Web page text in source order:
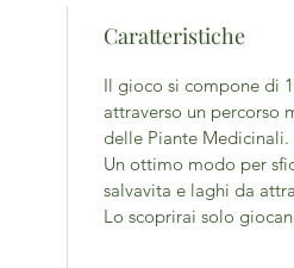
Caratteristiche
Il gioco si compone di
attraverso un percorso
delle Piante Medicinali.
Un ottimo modo per
salvavita e laghi da
Lo scoprirai solo